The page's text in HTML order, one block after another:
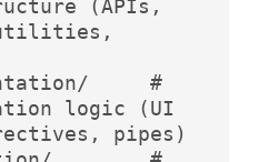
(APIs,
#
logic (UI
pipes)